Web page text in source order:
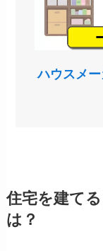
ハウスメ
住宅を建て
は？